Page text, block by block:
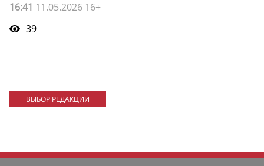
16:41 11.05.2026 16+
39
ВЫБОР РЕДАКЦИИ